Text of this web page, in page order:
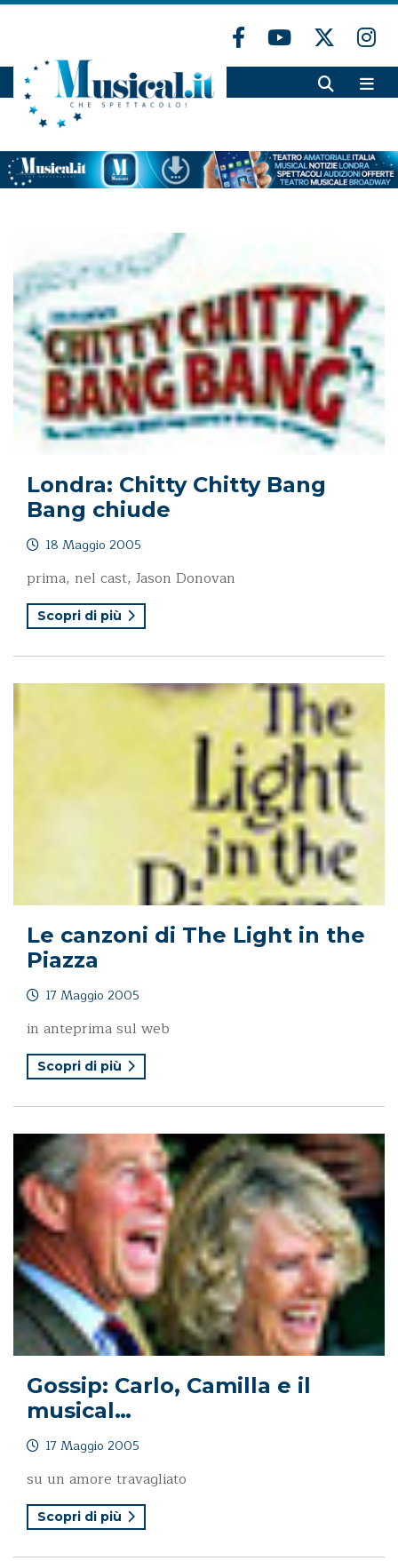
Londra: Chitty Chitty Bang
Bang chiude
18 Maggio 2005
prima, nel cast, Jason Donovan
Scopri di più
Le canzoni di The Light in the
Piazza
17 Maggio 2005
in anteprima sul web
Scopri di più
Gossip: Carlo, Camilla e il
musical…
17 Maggio 2005
su un amore travagliato
Scopri di più